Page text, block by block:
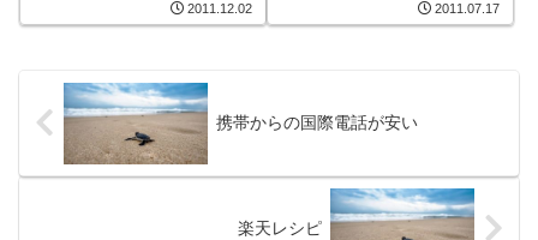
2011.12.02 2011.07.17
携帯からの国際電話が安い
楽天レシピ